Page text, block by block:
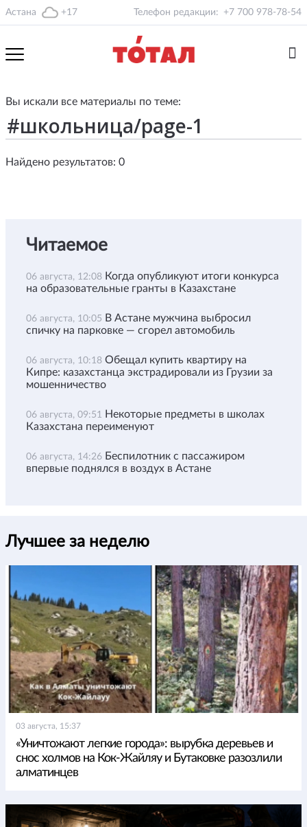
Астана +17 Телефон редакции: +7 700 978-78-54
Вы искали все материалы по теме:
Найдено результатов: 0
Читаемое
06 августа, 12:08 Когда опубликуют итоги конкурса
на образовательные гранты в Казахстане
06 августа, 10:05 В Астане мужчина выбросил
спичку на парковке — сгорел автомобиль
06 августа, 10:18 Обещал купить квартиру на
Кипре: казахстанца экстрадировали из Грузии за
мошенничество
06 августа, 09:51 Некоторые предметы в школах
Казахстана переименуют
06 августа, 14:26 Беспилотник с пассажиром
впервые поднялся в воздух в Астане
Лучшее за неделю
03 августа, 15:37
«Уничтожают легкие города»: вырубка деревьев и
снос холмов на Кок-Жайляу и Бутаковке разозлили
алматинцев